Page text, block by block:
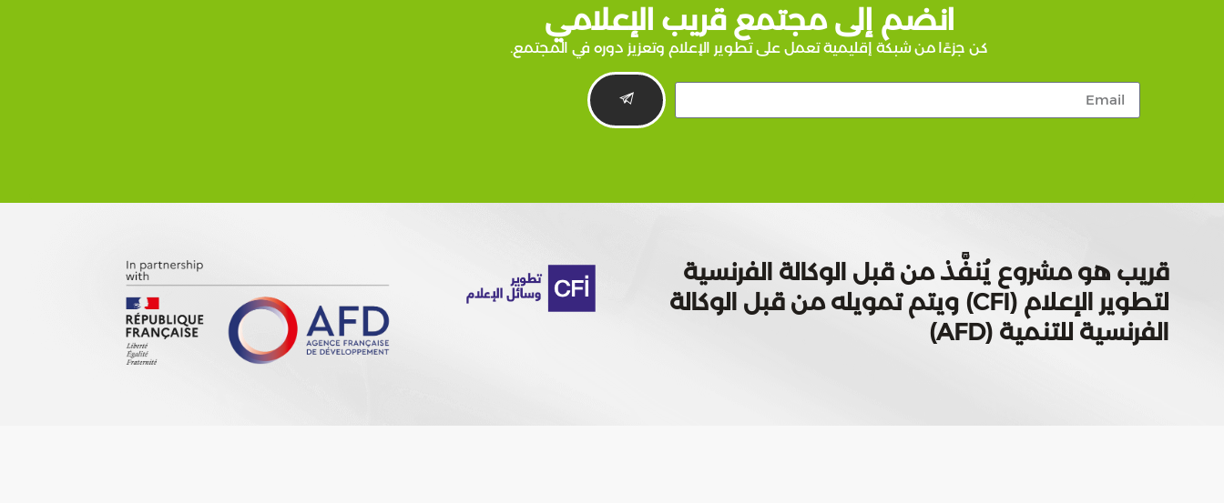
انضم إلى مجتمع قريب الإعلامي
كن جزءًا من شبكة إقليمية تعمل على تطوير الإعلام وتعزيز دوره في المجتمع.
قريب هو مشروع يُنفَّذ من قبل الوكالة الفرنسية
لتطوير الإعلام (CFI) ويتم تمويله من قبل الوكالة
الفرنسية للتنمية (AFD)